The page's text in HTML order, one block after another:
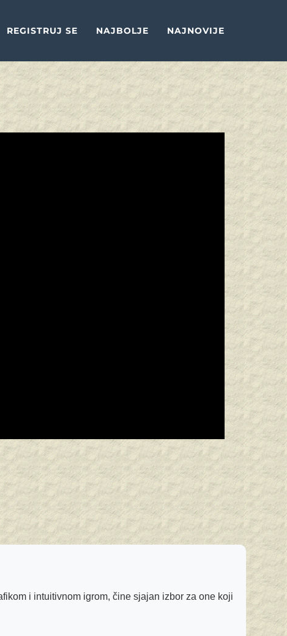
REGISTRUJ SE NAJBOLJE NAJNOVIJE
i intuitivnom igrom, čine sjajan izbor za one koji